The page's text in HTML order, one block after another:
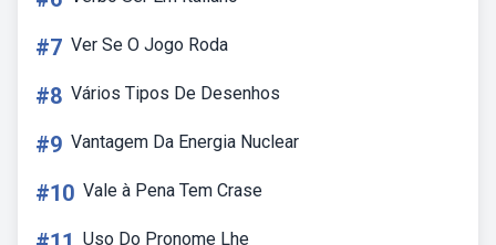
#7 Ver Se O Jogo Roda
#8 Vários Tipos De Desenhos
#9 Vantagem Da Energia Nuclear
#10 Vale à Pena Tem Crase
Uso Do Pronome Lhe